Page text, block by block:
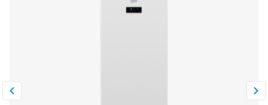
Климатическая техника